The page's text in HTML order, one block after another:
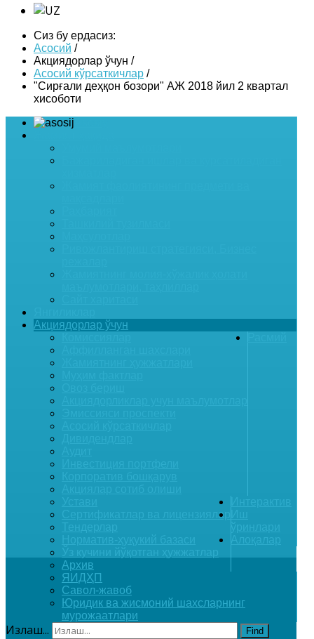
Сиз бу ердасиз:
Асосий /
Акциядорлар ўчун /
Асосий кўрсаткичлар /
"Сирғали деҳқон бозори" АЖ 2018 йил 2 квартал
хисоботи
Акциядорлар ўчун
Сертификатлар ва лицензиялар
Архив
ЯИДҲП
Савол-жавоб
Юридик ва жисмоний шахсларнинг
мурожаатлари
Излаш... Find